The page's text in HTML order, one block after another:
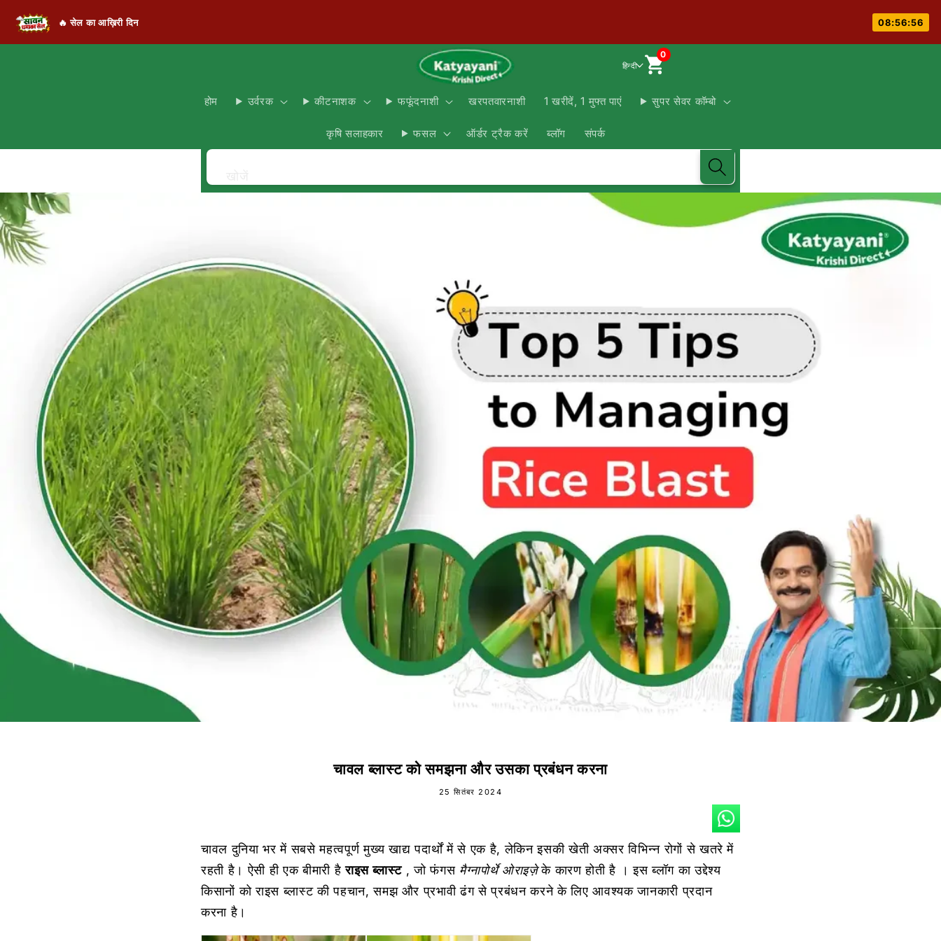
🔥 सेल का आख़िरी दिन 08:56:55
होम उर्वरक कीटनाशक फफूंदनाशी खरपतवारनाशी 1 खरीदें, 1 मुफ्त पाएं सुपर सेवर कॉम्बो
कृषि सलाहकार फसल ऑर्डर ट्रैक करें ब्लॉग संपर्क
हिन्दी
0
चावल ब्लास्ट को समझना और उसका प्रबंधन करना
25 सितंबर 2024
चावल दुनिया भर में सबसे महत्वपूर्ण मुख्य खाद्य पदार्थों में से एक है, लेकिन इसकी खेती अक्सर विभिन्न रोगों से खतरे में
रहती है। ऐसी ही एक बीमारी है राइस ब्लास्ट , जो फंगस मैग्नापोर्थे ओराइज़ेके कारण होती है
। इस ब्लॉग का उद्देश्य
किसानों को राइस ब्लास्ट की पहचान, समझ और प्रभावी ढंग से प्रबंधन करने के लिए आवश्यक जानकारी प्रदान
करना है।